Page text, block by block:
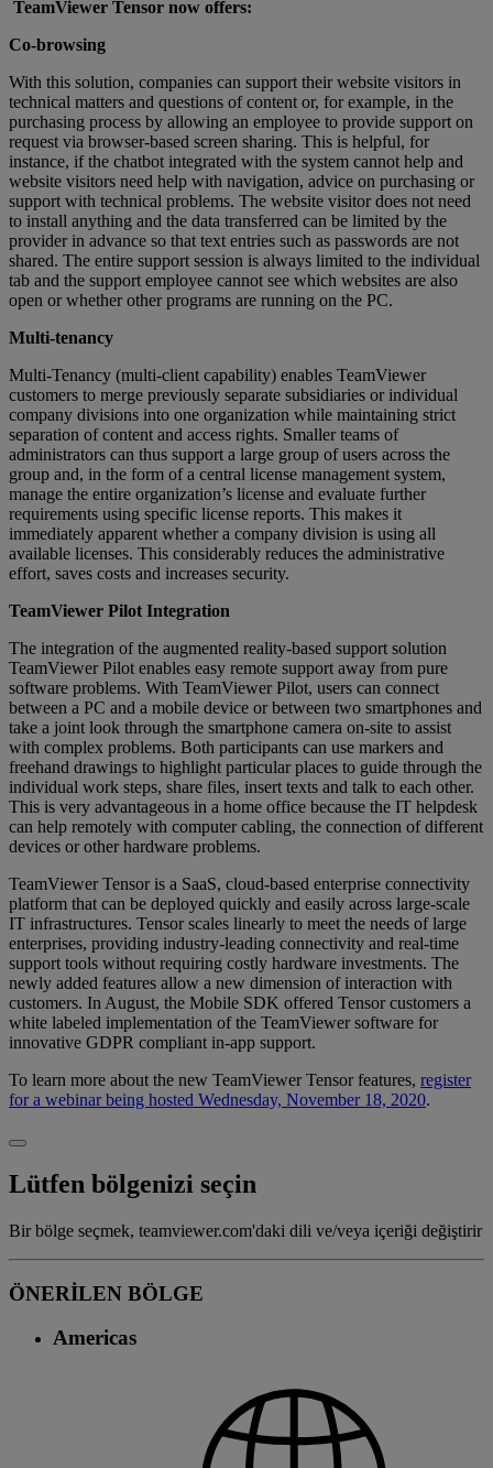
TeamViewer Tensor now offers:
Co-browsing
With this solution, companies can support their website visitors in
technical matters and questions of content or, for example, in the
purchasing process by allowing an employee to provide support on
request via browser-based screen sharing. This is helpful, for
instance, if the chatbot integrated with the system cannot help and
website visitors need help with navigation, advice on purchasing or
support with technical problems. The website visitor does not need
to install anything and the data transferred can be limited by the
provider in advance so that text entries such as passwords are not
shared. The entire support session is always limited to the individual
tab and the support employee cannot see which websites are also
open or whether other programs are running on the PC.
Multi-tenancy
Multi-Tenancy (multi-client capability) enables TeamViewer
customers to merge previously separate subsidiaries or individual
company divisions into one organization while maintaining strict
separation of content and access rights. Smaller teams of
administrators can thus support a large group of users across the
group and, in the form of a central license management system,
manage the entire organization’s license and evaluate further
requirements using specific license reports. This makes it
immediately apparent whether a company division is using all
available licenses. This considerably reduces the administrative
effort, saves costs and increases security.
TeamViewer Pilot Integration
The integration of the augmented reality-based support solution
TeamViewer Pilot enables easy remote support away from pure
software problems. With TeamViewer Pilot, users can connect
between a PC and a mobile device or between two smartphones and
take a joint look through the smartphone camera on-site to assist
with complex problems. Both participants can use markers and
freehand drawings to highlight particular places to guide through the
individual work steps, share files, insert texts and talk to each other.
This is very advantageous in a home office because the IT helpdesk
can help remotely with computer cabling, the connection of different
devices or other hardware problems.
TeamViewer Tensor is a SaaS, cloud-based enterprise connectivity
platform that can be deployed quickly and easily across large-scale
IT infrastructures. Tensor scales linearly to meet the needs of large
enterprises, providing industry-leading connectivity and real-time
support tools without requiring costly hardware investments. The
newly added features allow a new dimension of interaction with
customers. In August, the Mobile SDK offered Tensor customers a
white labeled implementation of the TeamViewer software for
innovative GDPR compliant in-app support.
To learn more about the new TeamViewer Tensor features, register
for a webinar being hosted Wednesday, November 18, 2020.
Lütfen bölgenizi seçin
Bir bölge seçmek, teamviewer.com'daki dili ve/veya içeriği değiştirir
ÖNERİLEN BÖLGE
Americas